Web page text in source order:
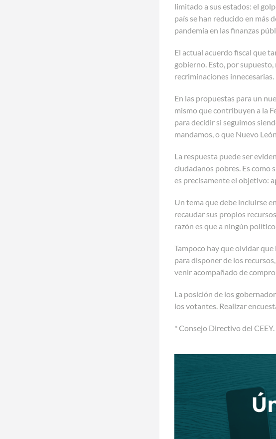
limitado a sus estados: el
país se han reducido en más
pandemia en las finanzas
El actual acuerdo fiscal que
gobierno. Esto, por
recriminaciones innecesarias.
En las propuestas para un
mismo que contribuyen a la
para decidir si seguimos
mandamos, o que Nuevo
La respuesta puede ser
ciudadanos pobres. Es como
es precisamente el objetivo:
Un tema que debe incluirse
recaudar sus propios
razón es que a ningún
Tampoco hay que olvidar
para disponer de los
venir acompañado de
La posición de los
los votantes. Realizar
* Consejo Directivo del